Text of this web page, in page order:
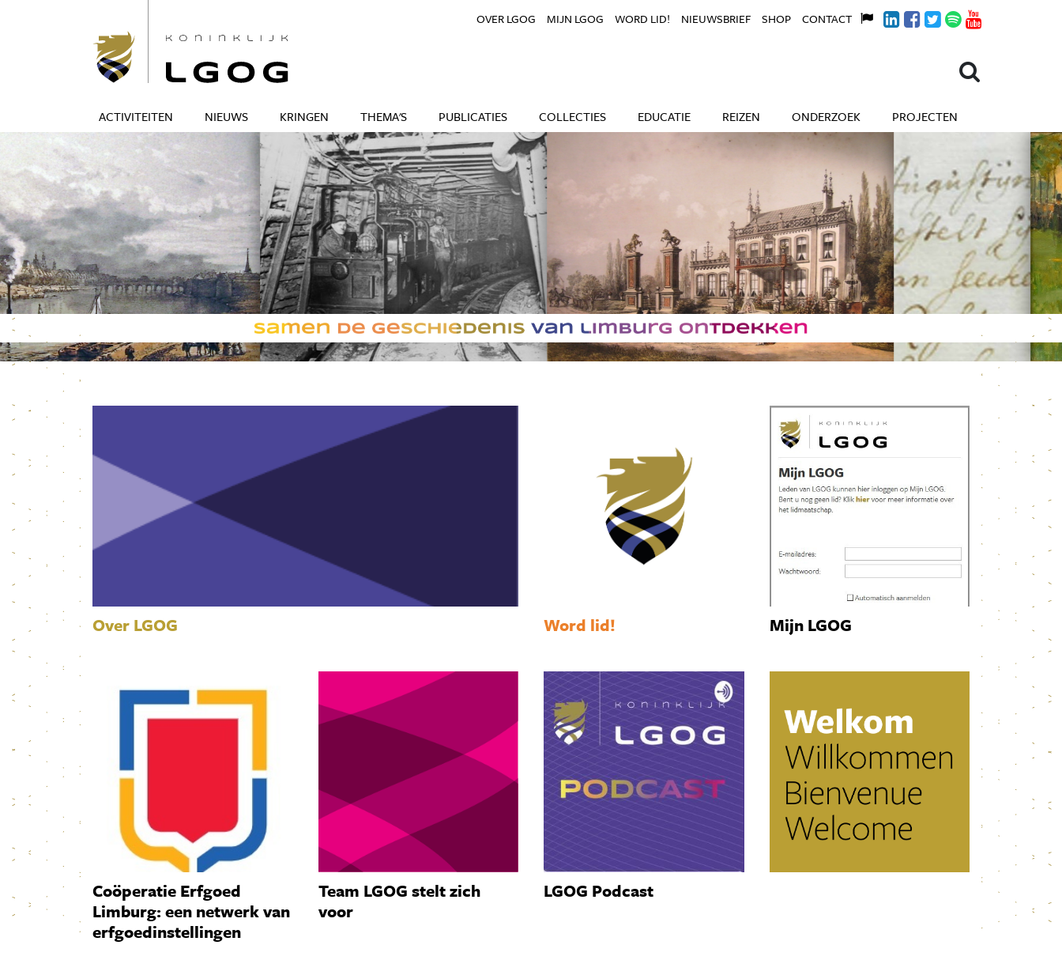
ACTIVITEITEN NIEUWS KRINGEN THEMA'S PUBLICATIES COLLECTIES EDUCATIE REIZEN ONDERZOEK PROJECTEN
OVER LGOG MIJN LGOG WORD LID! NIEUWSBRIEF SHOP CONTACT
Over LGOG Word lid! Mijn LGOG
Coöperatie Erfgoed
Limburg: een netwerk van
erfgoedinstellingen
Team LGOG stelt zich
voor
LGOG Podcast